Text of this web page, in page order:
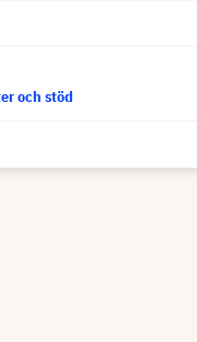
och stöd